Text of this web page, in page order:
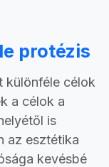
protézis
különféle célok
a célok a
is
az esztétika
kevésbé